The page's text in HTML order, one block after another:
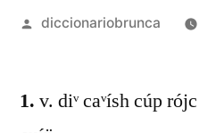
diccionariobrunca
1. v. diᵛ caᵛísh cúp